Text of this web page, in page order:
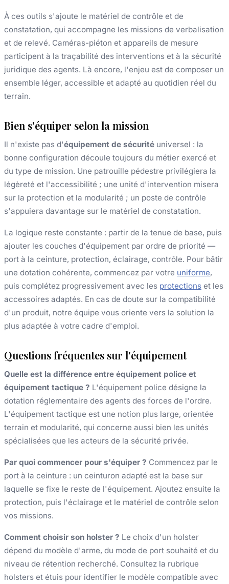
À ces outils s'ajoute le matériel de contrôle et de
constatation, qui accompagne les missions de verbalisation
et de relevé. Caméras-piéton et appareils de mesure
participent à la traçabilité des interventions et à la sécurité
juridique des agents. Là encore, l'enjeu est de composer un
ensemble léger, accessible et adapté au quotidien réel du
terrain.
Bien s'équiper selon la mission
Il n'existe pas d'équipement de sécurité universel : la
bonne configuration découle toujours du métier exercé et
du type de mission. Une patrouille pédestre privilégiera la
légèreté et l'accessibilité ; une unité d'intervention misera
sur la protection et la modularité ; un poste de contrôle
s'appuiera davantage sur le matériel de constatation.
La logique reste constante : partir de la tenue de base, puis
ajouter les couches d'équipement par ordre de priorité —
port à la ceinture, protection, éclairage, contrôle. Pour bâtir
une dotation cohérente, commencez par votre uniforme,
puis complétez progressivement avec les protections et les
accessoires adaptés. En cas de doute sur la compatibilité
d'un produit, notre équipe vous oriente vers la solution la
plus adaptée à votre cadre d'emploi.
Questions fréquentes sur l'équipement
Quelle est la différence entre équipement police et
équipement tactique ? L'équipement police désigne la
dotation réglementaire des agents des forces de l'ordre.
L'équipement tactique est une notion plus large, orientée
terrain et modularité, qui concerne aussi bien les unités
spécialisées que les acteurs de la sécurité privée.
Par quoi commencer pour s'équiper ? Commencez par le
port à la ceinture : un ceinturon adapté est la base sur
laquelle se fixe le reste de l'équipement. Ajoutez ensuite la
protection, puis l'éclairage et le matériel de contrôle selon
vos missions.
Comment choisir son holster ? Le choix d'un holster
dépend du modèle d'arme, du mode de port souhaité et du
niveau de rétention recherché. Consultez la rubrique
holsters et étuis pour identifier le modèle compatible avec